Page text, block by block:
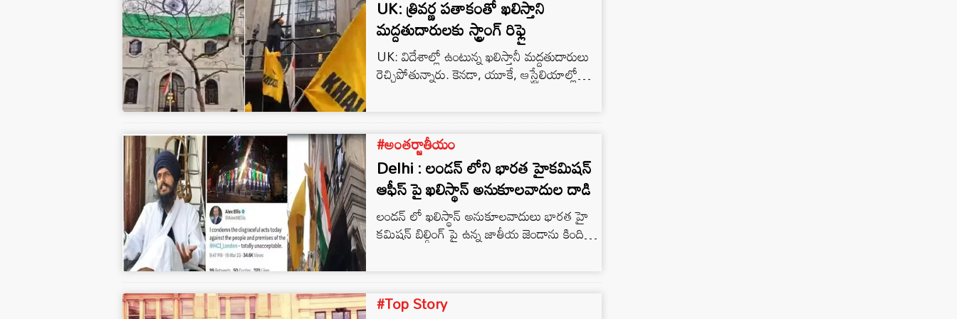
UK: త్రివర్ణ పతాకంతో ఖలిస్తాని
మద్దతుదారులకు స్ట్రాంగ్ రిఫ్లై
UK: విదేశాల్లో ఉంటున్న ఖలిస్తానీ మద్దతుదారులు
రెచ్చిపోతున్నారు. కెనడా, యూకే, ఆస్ట్రేలియాల్లో
భారత వ్యతిరేఖ కార్యకలాపాలకు పాల్పడుతున్నారు.
రోజులుగా గాలిస్తున్నారు. ఇప్పటికే అతని
అనుచరులు, బాడీగార్డులను కలిపి 78 మందిని
పంజాబ్ పోలీసులు అరెస్ట్ చేశారు. ఇదిలా ఉంటే
పంజాబ్ పోలీసులు, కేంద్ర బలగాలు తీసుకుంటున్న
ఈ చర్యలపై విదేశాల్లో కూర్చుని ఉన్న ఖలిస్తానీ
మద్దతుదారులకు నచ్చడం లేదు.
#అంతర్జాతీయం
Delhi : లండన్ లోని భారత హైకమిషన్
ఆఫీస్ పై ఖలిస్థాన్ అనుకూలవాదుల దాడి
లండన్ లో ఖలిస్థాన్ అనుకూలవాదులు భారత హై
కమిషన్ బిల్డింగ్ పై ఉన్న జాతీయ జెండాను కిందికి
దించారు. అలా జెండాను అగౌర పరచడంతో భారత్
#Top Story